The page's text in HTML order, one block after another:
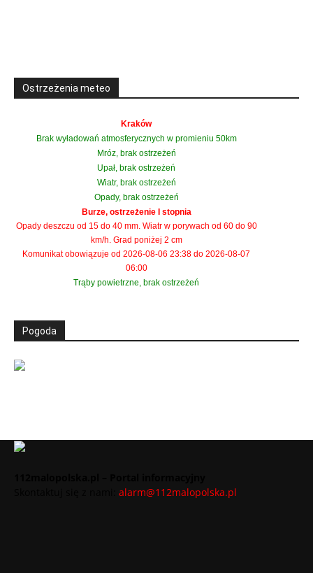
Ostrzeżenia meteo
Kraków
Brak wyładowań atmosferycznych w promieniu 50km
Mróz, brak ostrzeżeń
Upał, brak ostrzeżeń
Wiatr, brak ostrzeżeń
Opady, brak ostrzeżeń
Burze, ostrzeżenie I stopnia
Opady deszczu od 15 do 40 mm. Wiatr w porywach od 60 do 90
km/h. Grad poniżej 2 cm
Komunikat obowiązuje od 2026-08-06 23:38 do 2026-08-07
06:00
Trąby powietrzne, brak ostrzeżeń
Pogoda
alarm@112malopolska.pl